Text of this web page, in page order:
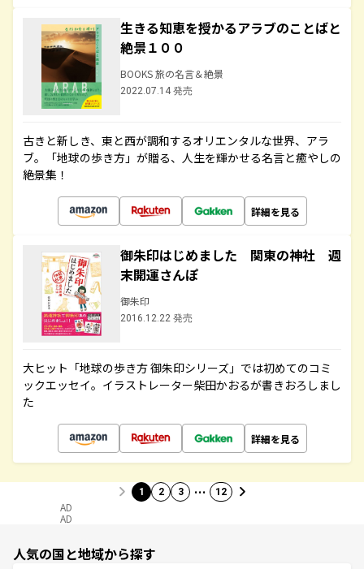
生きる知恵を授かるアラブのことばと
絶景１００
BOOKS 旅の名言＆絶景
2022.07.14 発売
古きと新しき、東と西が調和するオリエンタルな世界、アラ
ブ。「地球の歩き方」が贈る、人生を輝かせる名言と癒やしの
絶景集！
詳細を見る
御朱印はじめました 関東の神社 週
末開運さんぽ
御朱印
2016.12.22 発売
大ヒット「地球の歩き方 御朱印シリーズ」では初めてのコミ
ックエッセイ。イラストレーター柴田かおるが書きおろしまし
た
詳細を見る
1 2 3 … 12
AD
AD
人気の国と地域から探す